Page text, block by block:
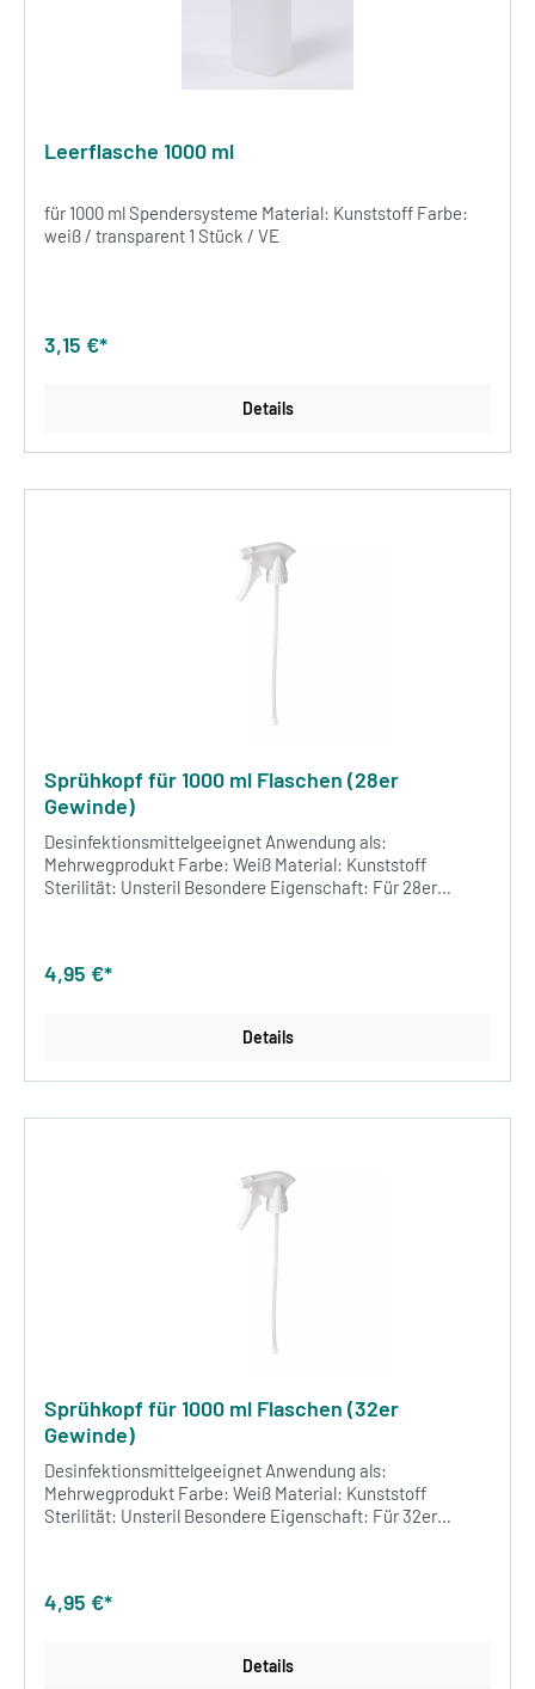
Leerflasche 1000 ml
für 1000 ml Spendersysteme Material: Kunststoff Farbe:
weiß / transparent 1 Stück / VE
3,15 €*
Details
Sprühkopf für 1000 ml Flaschen (28er
Gewinde)
Desinfektionsmittelgeeignet Anwendung als:
Mehrwegprodukt Farbe: Weiß Material: Kunststoff
Sterilität: Unsteril Besondere Eigenschaft: Für 28er
4,95 €*
Details
Sprühkopf für 1000 ml Flaschen (32er
Gewinde)
Desinfektionsmittelgeeignet Anwendung als:
Mehrwegprodukt Farbe: Weiß Material: Kunststoff
Sterilität: Unsteril Besondere Eigenschaft: Für 32er
4,95 €*
Details